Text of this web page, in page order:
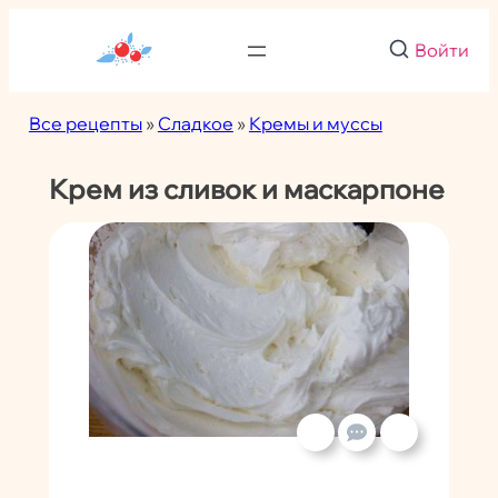
Войти
Все рецепты»Сладкое » Кремы и муссы
Крем из сливок и маскарпоне